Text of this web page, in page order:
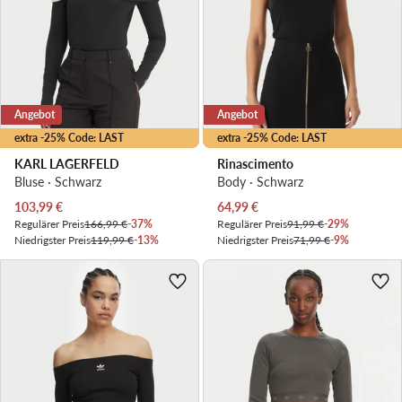
extra -25% Code: LAST
Angebot
KARL LAGERFELD
Bluse · Schwarz
Aktueller Preis
103,99€
Regulärer Preis166,99 €-37%
Niedrigster Preis119,99 €-13%
extra -25% Code: LAST
Angebot
Rinascimento
Body · Schwarz
Aktueller Preis
64,99€
Regulärer Preis91,99 €-29%
Niedrigster Preis71,99 €-9%